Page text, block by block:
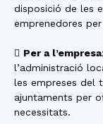
disposició de les
emprenedores
 Per a l’empresa
l’administració
les empreses del
ajuntaments per
necessitats.